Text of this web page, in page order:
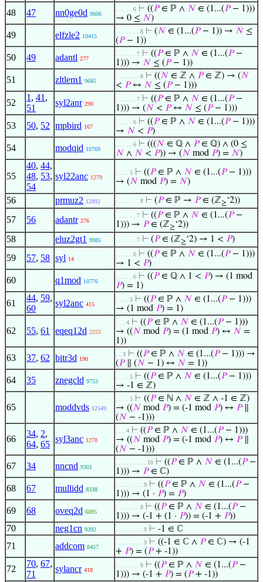
48 47 nn0ge0d 9606
. . . . . 6 ⊢ ((𝑃∈ ℙ ∧ 𝑁 ∈ (1...(𝑃− 1)))
→ 0 ≤ 𝑁)
49 elfzle2 10415
. . . . . . . 8 ⊢ (𝑁 ∈ (1...(𝑃− 1)) → 𝑁 ≤
(𝑃− 1))
50 49 adantl 277
. . . . . . 7 ⊢ ((𝑃∈ ℙ ∧ 𝑁 ∈ (1...(𝑃−
1))) → 𝑁 ≤ (𝑃− 1))
51 zltlem1 9685
. . . . . . . 8 ⊢ ((𝑁 ∈ ℤ ∧ 𝑃∈ ℤ) → (𝑁
< 𝑃↔ 𝑁 ≤ (𝑃− 1)))
52
1 , 41 ,
51
syl2anr 290
. . . . . . 7 ⊢ ((𝑃∈ ℙ ∧ 𝑁 ∈ (1...(𝑃−
1))) → (𝑁 < 𝑃↔ 𝑁 ≤ (𝑃− 1)))
53 50, 52 mpbird 167
. . . . . 6 ⊢ ((𝑃∈ ℙ ∧ 𝑁 ∈ (1...(𝑃− 1)))
→ 𝑁 < 𝑃)
54 modqid 10769
. . . . . 6 ⊢ (((𝑁 ∈ ℚ ∧ 𝑃∈ ℚ) ∧ (0 ≤
𝑁 ∧ 𝑁 < 𝑃)) → (𝑁 mod 𝑃) = 𝑁)
55
40, 44,
48, 53,
54
syl22anc 1279
. . . . 5 ⊢ ((𝑃∈ ℙ ∧ 𝑁 ∈ (1...(𝑃− 1)))
→ (𝑁 mod 𝑃) = 𝑁)
56 prmuz2 12892 . . . . . . . 8 ⊢ (𝑃∈ ℙ → 𝑃∈ (ℤ≥‘2))
57 56 adantr 276
. . . . . . 7 ⊢ ((𝑃∈ ℙ ∧ 𝑁 ∈ (1...(𝑃−
1))) → 𝑃∈ (ℤ≥‘2))
58 eluz2gt1 9985 . . . . . . 7 ⊢ (𝑃∈ (ℤ≥‘2) → 1 < 𝑃)
59 57, 58 syl 14
. . . . . 6 ⊢ ((𝑃∈ ℙ ∧ 𝑁 ∈ (1...(𝑃− 1)))
→ 1 < 𝑃)
60 q1mod 10776
. . . . . 6 ⊢ ((𝑃∈ ℚ ∧ 1 < 𝑃) → (1 mod
𝑃) = 1)
61
44, 59,
60
syl2anc 415
. . . . 5 ⊢ ((𝑃∈ ℙ ∧ 𝑁 ∈ (1...(𝑃− 1)))
→ (1 mod 𝑃) = 1)
62 55, 61 eqeq12d 2253
. . . 4 ⊢ ((𝑃∈ ℙ ∧ 𝑁 ∈ (1...(𝑃− 1)))
→ ((𝑁 mod 𝑃) = (1 mod 𝑃) ↔ 𝑁 =
1))
63 37, 62 bitr3d 190
. . 3 ⊢ ((𝑃∈ ℙ ∧ 𝑁 ∈ (1...(𝑃− 1))) →
(𝑃∥ (𝑁 − 1) ↔ 𝑁 = 1))
64 35 znegcld 9753
. . . . 5 ⊢ ((𝑃∈ ℙ ∧ 𝑁 ∈ (1...(𝑃− 1)))
→ -1 ∈ ℤ)
65 moddvds 12549
. . . . 5 ⊢ ((𝑃∈ ℕ ∧ 𝑁 ∈ ℤ ∧ -1 ∈ ℤ)
→ ((𝑁 mod 𝑃) = (-1 mod 𝑃) ↔ 𝑃∥
(𝑁 − -1)))
66
34, 2,
64, 65
syl3anc 1278
. . . 4 ⊢ ((𝑃∈ ℙ ∧ 𝑁 ∈ (1...(𝑃− 1)))
→ ((𝑁 mod 𝑃) = (-1 mod 𝑃) ↔ 𝑃∥
(𝑁 − -1)))
67 34 nncnd 9301
. . . . . . . . . 10 ⊢ ((𝑃∈ ℙ ∧ 𝑁 ∈ (1...(𝑃−
1))) → 𝑃∈ ℂ)
68 67 mullidd 8338
. . . . . . . . 9 ⊢ ((𝑃∈ ℙ ∧ 𝑁 ∈ (1...(𝑃−
1))) → (1 · 𝑃) = 𝑃)
69 68 oveq2d 6095
. . . . . . . 8 ⊢ ((𝑃∈ ℙ ∧ 𝑁 ∈ (1...(𝑃−
1))) → (-1 + (1 · 𝑃)) = (-1 + 𝑃))
70 neg1cn 9392 . . . . . . . . 9 ⊢ -1 ∈ ℂ
71 addcom 8457
. . . . . . . . 9 ⊢ ((-1 ∈ ℂ ∧ 𝑃∈ ℂ) → (-1
+ 𝑃) = (𝑃+ -1))
72
70, 67,
71
sylancr 418
. . . . . . . 8 ⊢ ((𝑃∈ ℙ ∧ 𝑁 ∈ (1...(𝑃−
1))) → (-1 + 𝑃) = (𝑃+ -1))